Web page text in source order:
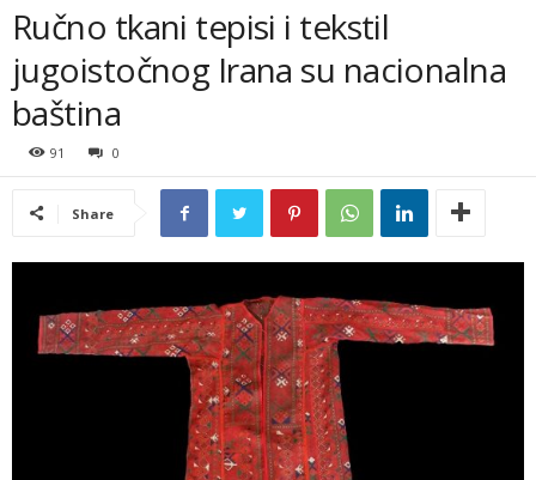
Ručno tkani tepisi i tekstil
jugoistočnog Irana su nacionalna
baština
91 0
Share